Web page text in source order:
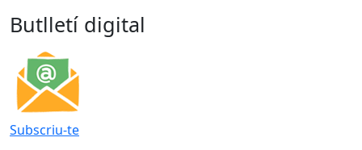
Butlletí digital
Subscriu-te